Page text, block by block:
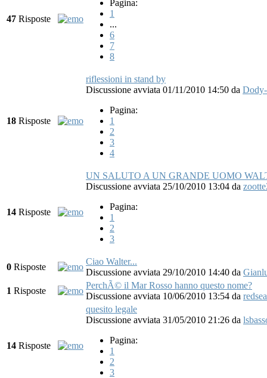
47 Risposte
Pagina:
1
...
6
7
8
18 Risposte
riflessioni in stand by
Discussione avviata 01/11/2010 14:50 da
Pagina:
1
2
3
4
14 Risposte
UN SALUTO A UN GRANDE UOMO
Discussione avviata 25/10/2010 13:04 da
Pagina:
1
2
3
0 Risposte
Ciao Walter...
Discussione avviata 29/10/2010 14:40 da
1 Risposte
PerchÃ© il Mar Rosso hanno questo nome?
Discussione avviata 10/06/2010 13:54 da
14 Risposte
quesito legale
Discussione avviata 31/05/2010 21:26 da
Pagina:
1
2
3